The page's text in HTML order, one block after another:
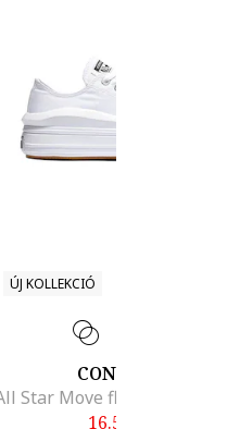
ÚJ KOLLEKCIÓ
CONVERSE
16.599